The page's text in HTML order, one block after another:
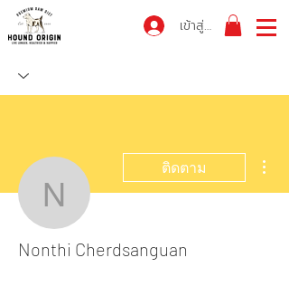
เข้าสู่ระบบ
Nonthi
ติดตาม
Nonthi Cherdsanguan